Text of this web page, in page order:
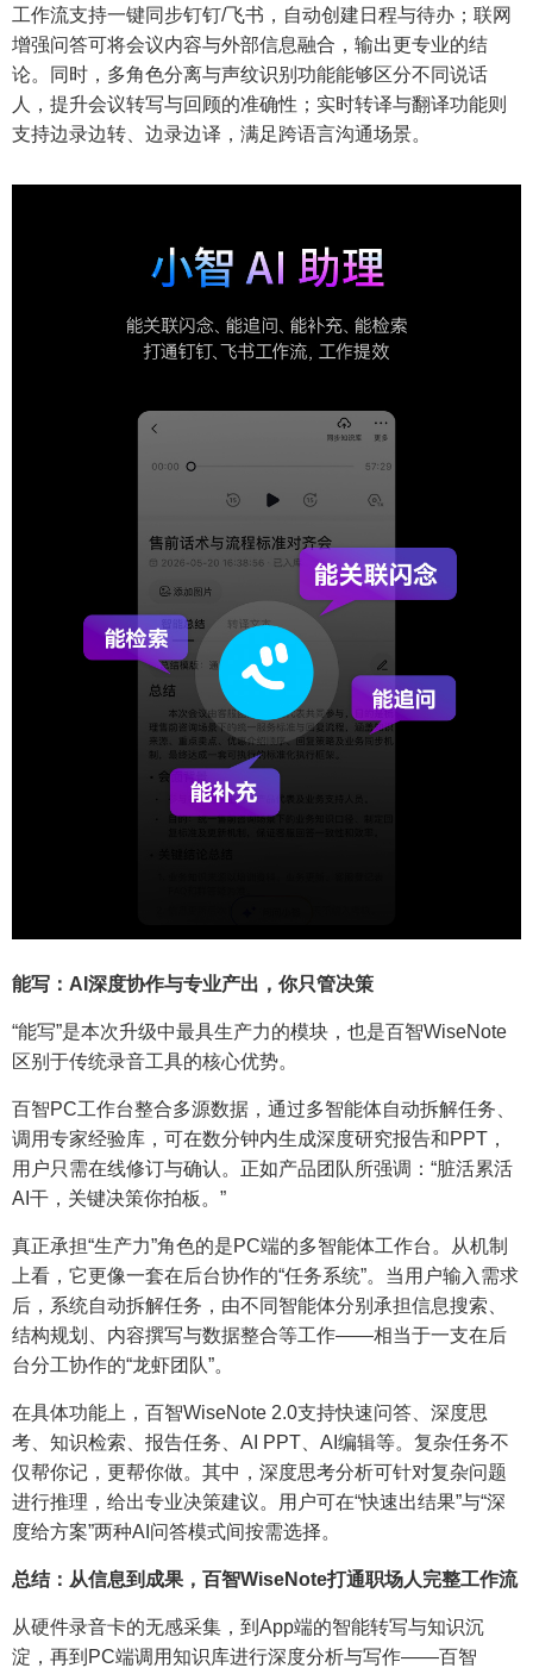
工作流支持一键同步钉钉/飞书，自动创建日程与待办；联网
增强问答可将会议内容与外部信息融合，输出更专业的结
论。同时，多角色分离与声纹识别功能能够区分不同说话
人，提升会议转写与回顾的准确性；实时转译与翻译功能则
支持边录边转、边录边译，满足跨语言沟通场景。
能写：AI深度协作与专业产出，你只管决策
“能写”是本次升级中最具生产力的模块，也是百智WiseNote
区别于传统录音工具的核心优势。
百智PC工作台整合多源数据，通过多智能体自动拆解任务、
调用专家经验库，可在数分钟内生成深度研究报告和PPT，
用户只需在线修订与确认。正如产品团队所强调：“脏活累活
AI干，关键决策你拍板。”
真正承担“生产力”角色的是PC端的多智能体工作台。从机制
上看，它更像一套在后台协作的“任务系统”。当用户输入需求
后，系统自动拆解任务，由不同智能体分别承担信息搜索、
结构规划、内容撰写与数据整合等工作——相当于一支在后
台分工协作的“龙虾团队”。
在具体功能上，百智WiseNote 2.0支持快速问答、深度思
考、知识检索、报告任务、AI PPT、AI编辑等。复杂任务不
仅帮你记，更帮你做。其中，深度思考分析可针对复杂问题
进行推理，给出专业决策建议。用户可在“快速出结果”与“深
度给方案”两种AI问答模式间按需选择。
总结：从信息到成果，百智WiseNote打通职场人完整工作流
从硬件录音卡的无感采集，到App端的智能转写与知识沉
淀，再到PC端调用知识库进行深度分析与写作——百智